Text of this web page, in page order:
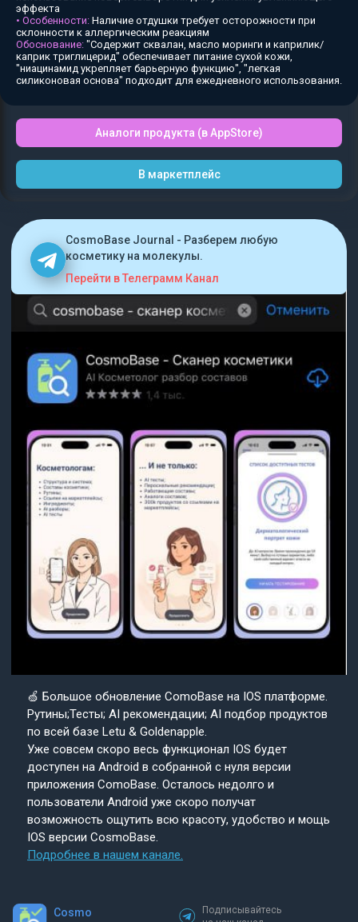
эффекта
• Особенности: Наличие отдушки требует осторожности при
склонности к аллергическим реакциям
Обоснование: "Содержит сквалан, масло моринги и каприлик/
каприк триглицерид" обеспечивает питание сухой кожи,
"ниацинамид укрепляет барьерную функцию", "легкая
силиконовая основа" подходит для ежедневного использования.
Аналоги продукта (в AppStore)
В маркетплейс
CosmoBase Journal - Разберем любую
косметику на молекулы.
Перейти в Телеграмм Канал
🍏 Большое обновление ComoBase на IOS платформе.
Рутины;Тесты; AI рекомендации; AI подбор продуктов
по всей базе Letu & Goldenapple.
Уже совсем скоро весь функционал IOS будет
доступен на Android в собранной с нуля версии
приложения ComoBase. Осталось недолго и
пользователи Android уже скоро получат
возможность ощутить всю красоту, удобство и мощь
IOS версии CosmoBase.
Подробнее в нашем канале.
Cosmo
Подписывайтесь